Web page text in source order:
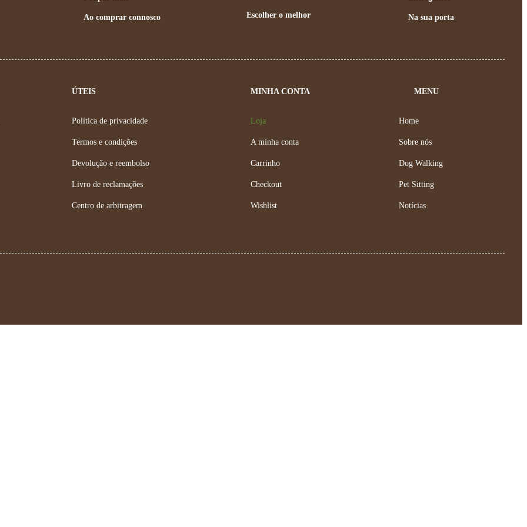
Ao comprar connosco Escolher o melhor Na sua porta
ÚTEIS
Política de privacidade
Termos e condições
Devolução e reembolso
Livro de reclamações
Centro de arbitragem
MINHA CONTA
Loja
A minha conta
Carrinho
Checkout
Wishlist
MENU
Home
Sobre nós
Dog Walking
Pet Sitting
Notícias